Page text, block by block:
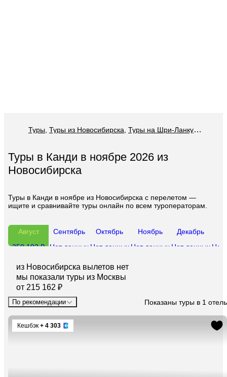
Туры Туры из Новосибирска Туры на Шри-Ланку из Новосибирска
Туры в Канди в ноябре 2026 из
Новосибирска
Туры в Канди в ноябре из Новосибирска с перелетом —
ищите и сравнивайте туры онлайн по всем туроператорам.
Август
250 192 ₽
Сентябрь
Нет данных
Октябрь
Нет данных
Ноябрь
Нет данных
Декабрь
Нет данных Нет
из Новосибирска вылетов нет
мы показали туры из Москвы
от 215 162 ₽
По рекомендации Показаны туры в 1 отель
Кешбэк + 4 303